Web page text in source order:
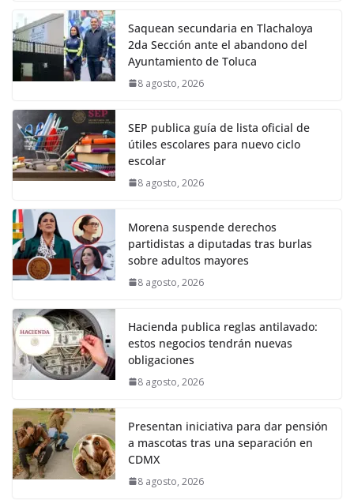
Saquean secundaria en Tlachaloya
2da Sección ante el abandono del
Ayuntamiento de Toluca
8 agosto, 2026
SEP publica guía de lista oficial de
útiles escolares para nuevo ciclo
escolar
8 agosto, 2026
Morena suspende derechos
partidistas a diputadas tras burlas
sobre adultos mayores
8 agosto, 2026
Hacienda publica reglas antilavado:
estos negocios tendrán nuevas
obligaciones
8 agosto, 2026
Presentan iniciativa para dar pensión
a mascotas tras una separación en
CDMX
8 agosto, 2026